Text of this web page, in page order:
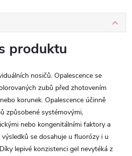
produktu
nosičů. Opalescence se
zubů před zhotovením
korunek. Opalescence účinně
způsobené systémovými,
nebo kongenitálními faktory a
se dosahuje u fluorózy i u
lepivé konzistenci gel nevytéká z